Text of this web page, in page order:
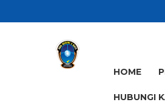
HOME
HUBUNGI